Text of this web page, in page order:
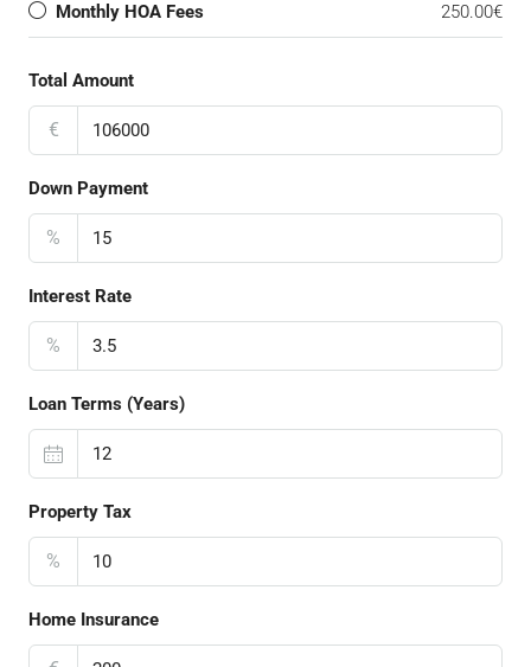
Monthly HOA Fees 250.00€
Total Amount
€
Down Payment
%
Interest Rate
%
Loan Terms (Years)
Property Tax
%
Home Insurance